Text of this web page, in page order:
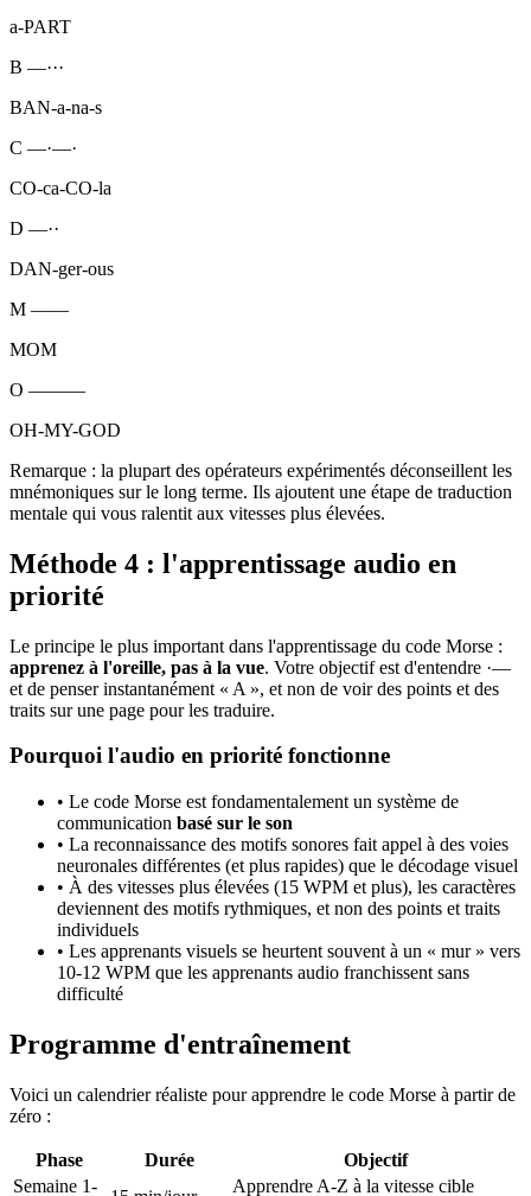
a-PART
B —···
BAN-a-na-s
C —·—·
CO-ca-CO-la
D —··
DAN-ger-ous
M ——
MOM
O ———
OH-MY-GOD
Remarque : la plupart des opérateurs expérimentés déconseillent les
mnémoniques sur le long terme. Ils ajoutent une étape de traduction
mentale qui vous ralentit aux vitesses plus élevées.
Méthode 4 : l'apprentissage audio en
priorité
Le principe le plus important dans l'apprentissage du code Morse :
apprenez à l'oreille, pas à la vue. Votre objectif est d'entendre ·—
et de penser instantanément « A », et non de voir des points et des
traits sur une page pour les traduire.
Pourquoi l'audio en priorité fonctionne
• Le code Morse est fondamentalement un système de
communication basé sur le son
• La reconnaissance des motifs sonores fait appel à des voies
neuronales différentes (et plus rapides) que le décodage visuel
• À des vitesses plus élevées (15 WPM et plus), les caractères
deviennent des motifs rythmiques, et non des points et traits
individuels
• Les apprenants visuels se heurtent souvent à un « mur » vers
10-12 WPM que les apprenants audio franchissent sans
difficulté
Programme d'entraînement
Voici un calendrier réaliste pour apprendre le code Morse à partir de
zéro :
Phase Durée
Objectif
Semaine 1-
Apprendre A-Z à la vitesse cible